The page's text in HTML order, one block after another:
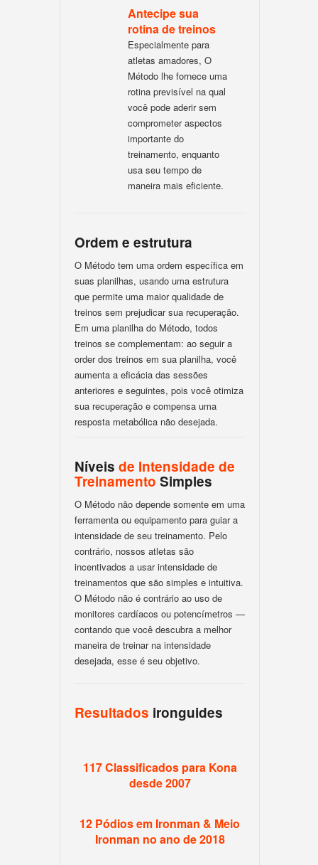
Antecipe sua
rotina de treinos
Especialmente para
atletas amadores, O
Método lhe fornece uma
rotina previsível na qual
você pode aderir sem
comprometer aspectos
importante do
treinamento, enquanto
usa seu tempo de
maneira mais eficiente.
Ordem e estrutura
O Método tem uma ordem específica em
suas planilhas, usando uma estrutura
que permite uma maior qualidade de
treinos sem prejudicar sua recuperação.
Em uma planilha do Método, todos
treinos se complementam: ao seguir a
order dos treinos em sua planilha, você
aumenta a eficácia das sessões
anteriores e seguintes, pois você otimiza
sua recuperação e compensa uma
resposta metabólica não desejada.
Níveis de Intensidade de
Treinamento Simples
O Método não depende somente em uma
ferramenta ou equipamento para guiar a
intensidade de seu treinamento. Pelo
contrário, nossos atletas são
incentivados a usar intensidade de
treinamentos que são simples e intuitiva.
O Método não é contrário ao uso de
monitores cardíacos ou potencímetros —
contando que você descubra a melhor
maneira de treinar na intensidade
desejada, esse é seu objetivo.
Resultados ironguides
117 Classificados para Kona
desde 2007
12 Pódios em Ironman & Meio
Ironman no ano de 2018